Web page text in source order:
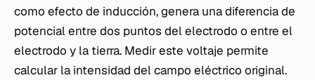
como efecto de inducción, genera una diferencia de
potencial entre dos puntos del electrodo o entre el
electrodo y la tierra. Medir este voltaje permite
calcular la intensidad del campo eléctrico original.